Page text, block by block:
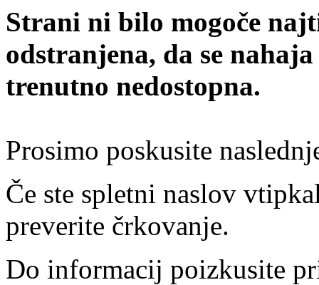
Strani ni bilo mogoče
odstranjena, da se
trenutno nedostopna.
Prosimo poskusite
Če ste spletni naslov
preverite črkovanje.
Do informacij poizkusite